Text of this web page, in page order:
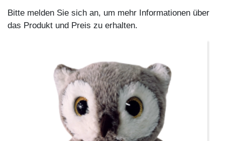
Bitte melden Sie sich an, um mehr Informationen über
das Produkt und Preis zu erhalten.